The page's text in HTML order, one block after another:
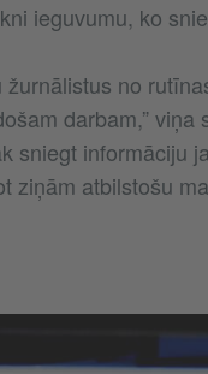
ieguvumu, ko
žurnālistus no
darbam,”
sniegt informāciju
ziņām atbilstošu